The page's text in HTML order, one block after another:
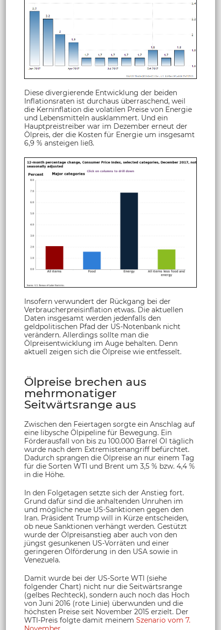
Diese divergierende Entwicklung der beiden
Inflationsraten ist durchaus überraschend, weil
die Kerninflation die volatilen Preise von Energie
und Lebensmitteln ausklammert. Und ein
Hauptpreistreiber war im Dezember erneut der
Ölpreis, der die Kosten für Energie um insgesamt
6,9 % ansteigen ließ.
Insofern verwundert der Rückgang bei der
Verbraucherpreisinflation etwas. Die aktuellen
Daten insgesamt werden jedenfalls den
geldpolitischen Pfad der US-Notenbank nicht
verändern. Allerdings sollte man die
Ölpreisentwicklung im Auge behalten. Denn
aktuell zeigen sich die Ölpreise wie entfesselt.
Ölpreise brechen aus
mehrmonatiger
Seitwärtsrange aus
Zwischen den Feiertagen sorgte ein Anschlag auf
eine libysche Ölpipeline für Bewegung. Ein
Förderausfall von bis zu 100.000 Barrel Öl täglich
wurde nach dem Extremistenangriff befürchtet.
Dadurch sprangen die Ölpreise an nur einem Tag
für die Sorten WTI und Brent um 3,5 % bzw. 4,4 %
in die Höhe.
In den Folgetagen setzte sich der Anstieg fort.
Grund dafür sind die anhaltenden Unruhen im
und mögliche neue US-Sanktionen gegen den
Iran. Präsident Trump will in Kürze entscheiden,
ob neue Sanktionen verhängt werden. Gestützt
wurde der Ölpreisanstieg aber auch von den
jüngst gesunkenen US-Vorräten und einer
geringeren Ölförderung in den USA sowie in
Venezuela.
Damit wurde bei der US-Sorte WTI (siehe
folgender Chart) nicht nur die Seitwärtsrange
(gelbes Rechteck), sondern auch noch das Hoch
von Juni 2016 (rote Linie) überwunden und die
höchsten Preise seit November 2015 erzielt. Der
WTI-Preis folgte damit meinem Szenario vom 7.